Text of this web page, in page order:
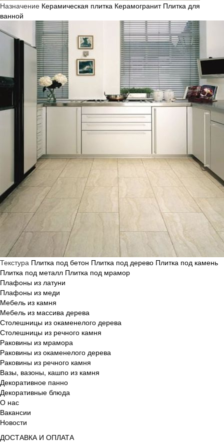
Назначение Керамическая плитка Керамогранит Плитка для
ванной
Текстура Плитка под бетон Плитка под дерево Плитка под камень
Плитка под металл Плитка под мрамор
Плафоны из латуни
Плафоны из меди
Мебель из камня
Мебель из массива дерева
Столешницы из окаменелого дерева
Столешницы из речного камня
Раковины из мрамора
Раковины из окаменелого дерева
Раковины из речного камня
Вазы, вазоны, кашпо из камня
Декоративное панно
Декоративные блюда
О нас
Вакансии
Новости
ДОСТАВКА И ОПЛАТА